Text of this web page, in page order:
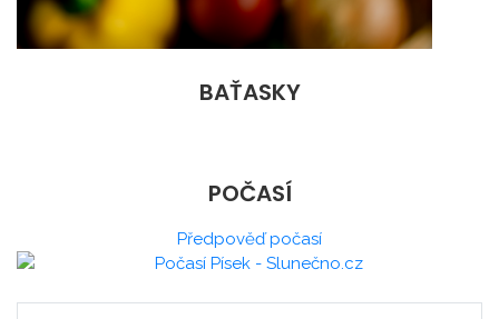
BAŤASKY
POČASÍ
Předpověď počasí